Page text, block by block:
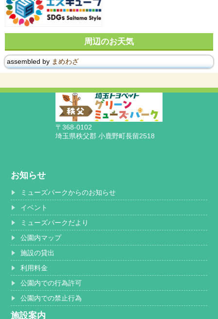
周辺のお天気
assembled by まめわざ
〒368-0102
埼玉県秩父郡 小鹿野町長留2518
お知らせ
ミューズパークからのお知らせ
イベント
ミューズパークだより
公園内マップ
施設の貸出
利用料金
公園内での行為許可
公園内での禁止行為
施設案内